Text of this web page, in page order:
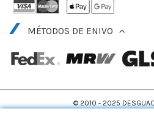
MÉTODOS DE ENIVO
© 2010 - 2025